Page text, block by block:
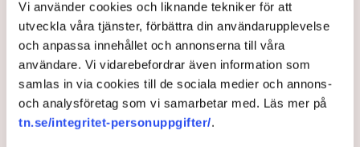
Vi använder cookies och liknande tekniker för att
utveckla våra tjänster, förbättra din användarupplevelse
och anpassa innehållet och annonserna till våra
användare. Vi vidarebefordrar även information som
samlas in via cookies till de sociala medier och annons-
och analysföretag som vi samarbetar med. Läs mer på
tn.se/integritet-personuppgifter/.